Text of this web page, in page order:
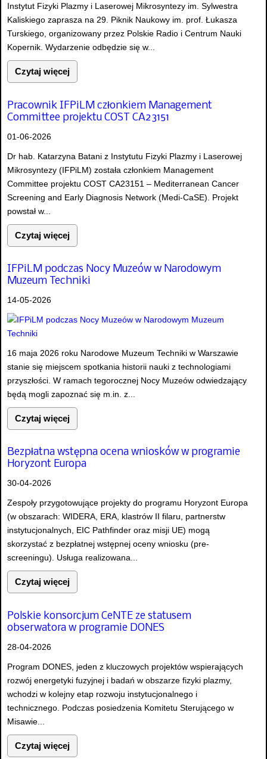
Instytut Fizyki Plazmy i Laserowej Mikrosyntezy im. Sylwestra
Kaliskiego zaprasza na 29. Piknik Naukowy im. prof. Łukasza
Turskiego, organizowany przez Polskie Radio i Centrum Nauki
Kopernik. Wydarzenie odbędzie się w...
Czytaj więcej
Pracownik IFPiLM członkiem Management
Committee projektu COST CA23151
01-06-2026
Dr hab. Katarzyna Batani z Instytutu Fizyki Plazmy i Laserowej
Mikrosyntezy (IFPiLM) została członkiem Management
Committee projektu COST CA23151 – Mediterranean Cancer
Screening and Early Diagnosis Network (Medi-CaSE). Projekt
powstał w...
Czytaj więcej
IFPiLM podczas Nocy Muzeów w Narodowym
Muzeum Techniki
14-05-2026
16 maja 2026 roku Narodowe Muzeum Techniki w Warszawie
stanie się miejscem spotkania historii nauki z technologiami
przyszłości. W ramach tegorocznej Nocy Muzeów odwiedzający
będą mogli zapoznać się m.in. z...
Czytaj więcej
Bezpłatna wstępna ocena wniosków w programie
Horyzont Europa
30-04-2026
Zespoły przygotowujące projekty do programu Horyzont Europa
(w obszarach: WIDERA, ERA, klastrów II filaru, partnerstw
instytucjonalnych, EIC Pathfinder oraz misji UE) mogą
skorzystać z bezpłatnej wstępnej oceny wniosku (pre-
screeningu). Usługa realizowana...
Czytaj więcej
Polskie konsorcjum CeNTE ze statusem
obserwatora w programie DONES
28-04-2026
Program DONES, jeden z kluczowych projektów wspierających
rozwój energetyki fuzyjnej i badań w obszarze fizyki plazmy,
wchodzi w kolejny etap rozwoju instytucjonalnego i
technicznego. Podczas posiedzenia Komitetu Sterującego w
Misawie...
Czytaj więcej